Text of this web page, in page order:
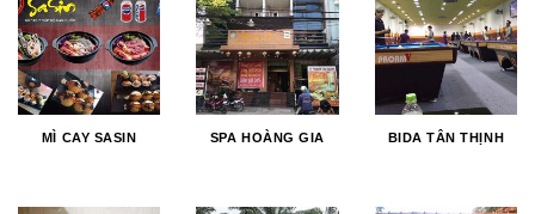
MÌ CAY SASIN SPA HOÀNG GIA BIDA TÂN THỊNH